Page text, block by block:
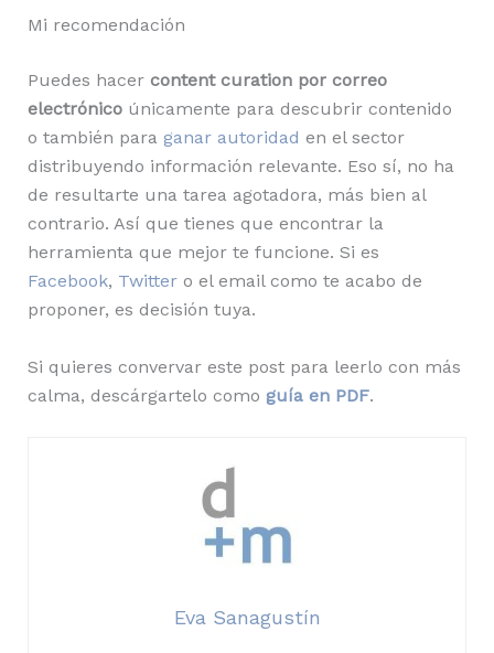
Mi recomendación
Puedes hacer content curation por correo
electrónicoúnicamente para descubrir contenido
o también para ganar autoridad en el sector
distribuyendo información relevante. Eso sí, no ha
de resultarte una tarea agotadora, más bien al
contrario. Así que tienes que encontrar la
herramienta que mejor te funcione. Si es
Facebook, Twittero el email como te acabo de
proponer, es decisión tuya.
Si quieres convervar este post para leerlo con más
calma, descárgartelo como guía en PDF.
Eva Sanagustín